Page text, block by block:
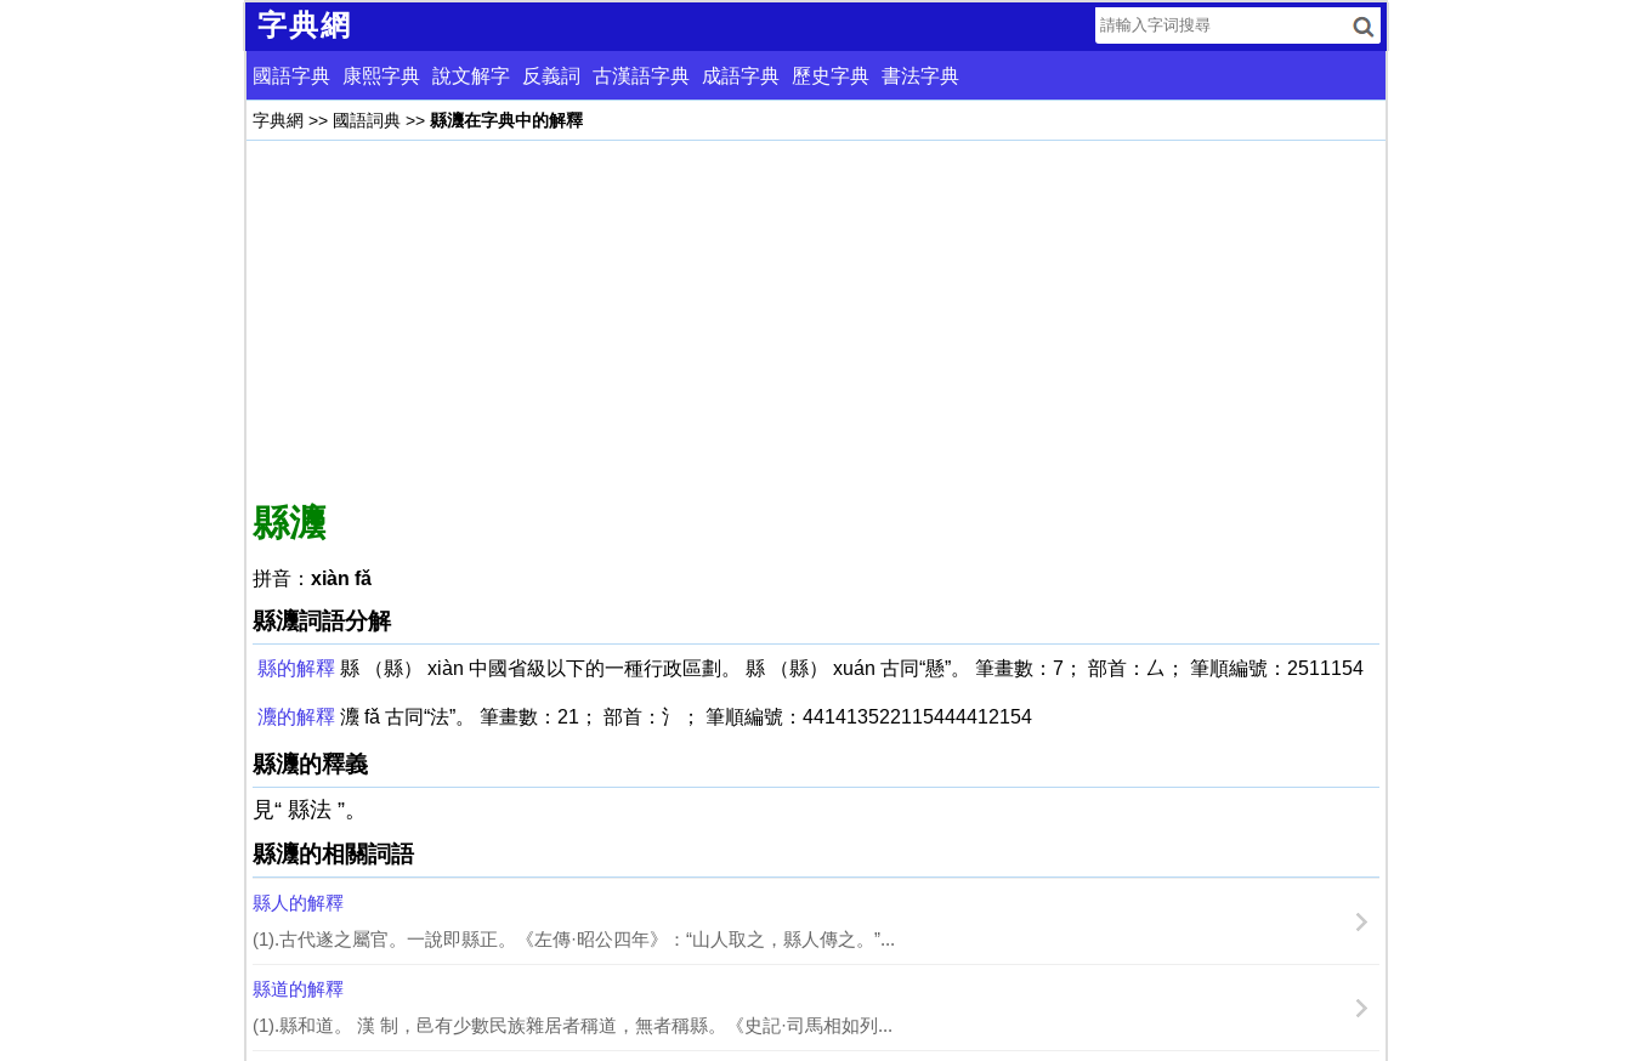
字典網
國語字典 康熙字典 說文解字 反義詞 古漢語字典 成語字典 歷史字典 書法字典
字典網 >> 國語詞典>> 縣灋在字典中的解釋
縣灋
拼音： xiàn fǎ
縣灋詞語分解
縣的解釋縣 （縣） xiàn 中國省級以下的一種行政區劃。 縣 （縣） xuán 古同“懸”。 筆畫數：7； 部首：厶； 筆順編號：2511154
灋的解釋灋 fǎ 古同“法”。 筆畫數：21； 部首：氵； 筆順編號：441413522115444412154
縣灋的釋義
見“ 縣法 ”。
縣灋的相關詞語
縣人的解釋
(1).古代遂之屬官。一說即縣正。《左傳·昭公四年》：“山人取之，縣人傳之。”...
縣道的解釋
(1).縣和道。 漢 制，邑有少數民族雜居者稱道，無者稱縣。《史記·司馬相如列...